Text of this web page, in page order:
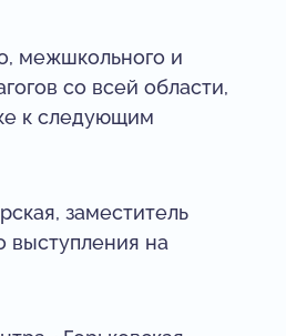
межшкольного и
со всей области,
к следующим
заместитель
выступления на